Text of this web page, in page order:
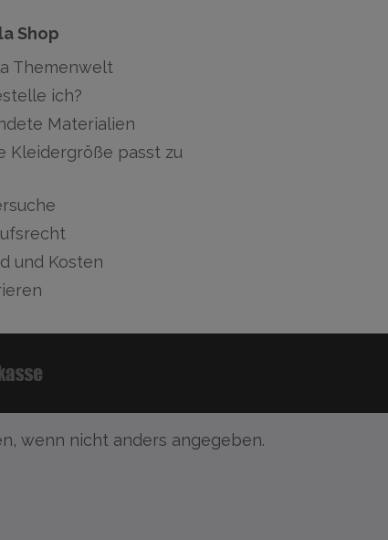
Shop
Themenwelt
ich?
Materialien
Kleidergröße passt zu
und Kosten
wenn nicht anders angegeben.